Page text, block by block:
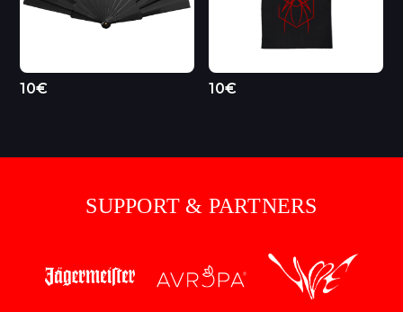
10€ 10€
SUPPORT & PARTNERS